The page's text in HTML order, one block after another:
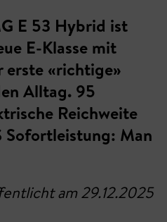
E 53 Hybrid ist
E-Klasse mit
erste «richtige»
Alltag. 95
Reichweite
Sofortleistung: Man
am 29.12.2025